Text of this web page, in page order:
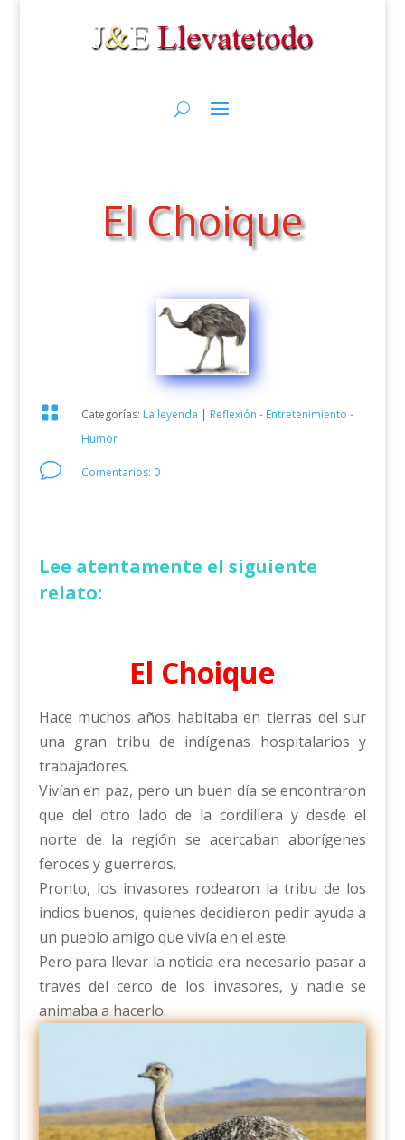
El Choique
 Categorías: La leyenda | Reflexión - Entretenimiento -
Humor
v Comentarios: 0
Lee atentamente el siguiente
relato:
El Choique
Hace muchos años habitaba en tierras del sur
una gran tribu de indígenas hospitalarios y
trabajadores.
Vivían en paz, pero un buen día se encontraron
que del otro lado de la cordillera y desde el
norte de la región se acercaban aborígenes
feroces y guerreros.
Pronto, los invasores rodearon la tribu de los
indios buenos, quienes decidieron pedir ayuda a
un pueblo amigo que vivía en el este.
Pero para llevar la noticia era necesario pasar a
través del cerco de los invasores, y nadie se
animaba a hacerlo.